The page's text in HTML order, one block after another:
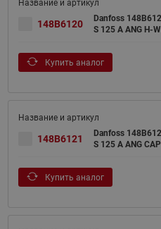
148B6120
Danfoss
S 125 A ANG H-
Купить аналог
148B6121
Danfoss
S 125 A ANG CAP
Купить аналог